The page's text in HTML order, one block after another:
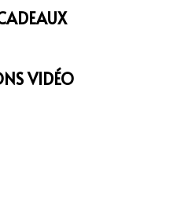
VIDÉO